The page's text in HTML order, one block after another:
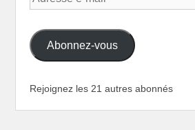
e-
Abonnez-vous
Rejoignez les 21 autres abonnés